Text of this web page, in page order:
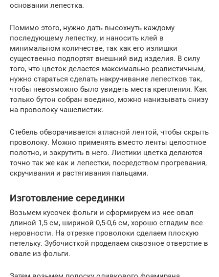
основании лепестка.
Помимо этого, нужно дать высохнуть каждому
последующему лепестку, и наносить клей в
минимальном количестве, так как его излишки
существенно подпортят внешний вид изделия. В силу
того, что цветок делается максимально реалистичным,
нужно стараться сделать накручивание лепестков так,
чтобы невозможно было увидеть места крепления. Как
только бутон собран воедино, можно нанизывать снизу
на проволоку чашелистик.
Стебель обворачивается атласной лентой, чтобы скрыть
проволоку. Можно применять вместо ленты целостное
полотно, и закрутить в него. Листики цветка делаются
точно так же как и лепестки, посредством прогревания,
скручивания и растягивания пальцами.
Изготовление серединки
Возьмем кусочек фольги и сформируем из нее овал
длиной 1,5 см, шириной 0,5-0,6 см, хорошо сгладим все
неровности. На отрезке проволоки сделаем плоскую
петельку. Зубочисткой проделаем сквозное отверстие в
овале из фольги.